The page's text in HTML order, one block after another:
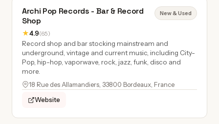
Archi Pop Records - Bar & Record
Shop
★4.9(65)
New & Used
Record shop and bar stocking mainstream and
underground, vintage and current music, including City-
Pop, hip-hop, vaporwave, rock, jazz, funk, disco and
more.
18 Rue des Allamandiers, 33800 Bordeaux, France
Website